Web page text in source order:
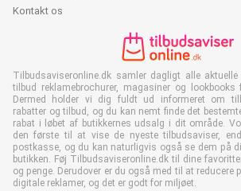
Kontakt os
Tilbudsaviseronline.dk samler dagligt alle
tilbud reklamebrochurer, magasiner og
Dermed holder vi dig fuldt ud informeret om
rabatter og tilbud, og du kan nemt finde det
rabat i løbet af butikkernes udsalg i dit område.
den første til at vise de nyeste tilbudsaviser,
postkasse, og du kan naturligvis også se dem på
butikken. Føj Tilbudsaviseronline.dk til dine
og penge. Derudover er du også med til at
digitale reklamer, og det er godt for miljøet.